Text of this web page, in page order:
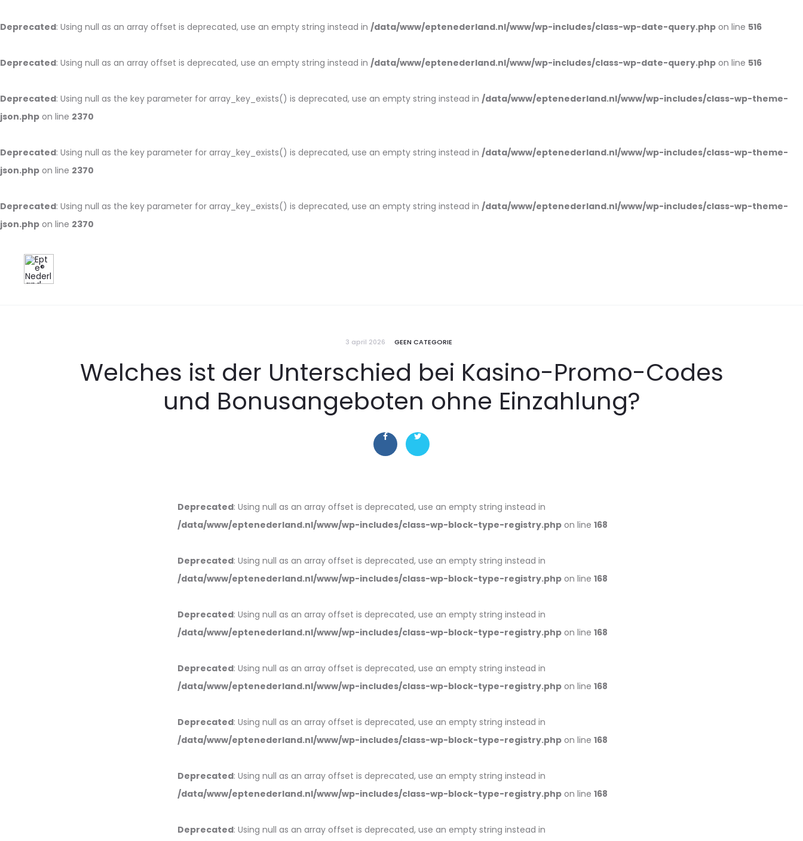
Deprecated: Using null as an array offset is deprecated, use an empty string instead in /data/www/eptenederland.nl/www/wp-includes/class-wp-date-query.php on line 516
Deprecated: Using null as an array offset is deprecated, use an empty string instead in /data/www/eptenederland.nl/www/wp-includes/class-wp-date-query.php on line 516
Deprecated: Using null as the key parameter for array_key_exists() is deprecated, use an empty string instead in /data/www/eptenederland.nl/www/wp-includes/class-wp-theme-
json.php on line 2370
Deprecated: Using null as the key parameter for array_key_exists() is deprecated, use an empty string instead in /data/www/eptenederland.nl/www/wp-includes/class-wp-theme-
json.php on line 2370
Deprecated: Using null as the key parameter for array_key_exists() is deprecated, use an empty string instead in /data/www/eptenederland.nl/www/wp-includes/class-wp-theme-
json.php on line 2370
3 april 2026 GEEN CATEGORIE
Welches ist der Unterschied bei Kasino-Promo-Codes
und Bonusangeboten ohne Einzahlung?
Deprecated: Using null as an array offset is deprecated, use an empty string instead in
/data/www/eptenederland.nl/www/wp-includes/class-wp-block-type-registry.php on line 168
Deprecated: Using null as an array offset is deprecated, use an empty string instead in
/data/www/eptenederland.nl/www/wp-includes/class-wp-block-type-registry.php on line 168
Deprecated: Using null as an array offset is deprecated, use an empty string instead in
/data/www/eptenederland.nl/www/wp-includes/class-wp-block-type-registry.php on line 168
Deprecated: Using null as an array offset is deprecated, use an empty string instead in
/data/www/eptenederland.nl/www/wp-includes/class-wp-block-type-registry.php on line 168
Deprecated: Using null as an array offset is deprecated, use an empty string instead in
/data/www/eptenederland.nl/www/wp-includes/class-wp-block-type-registry.php on line 168
Deprecated: Using null as an array offset is deprecated, use an empty string instead in
/data/www/eptenederland.nl/www/wp-includes/class-wp-block-type-registry.php on line 168
Deprecated: Using null as an array offset is deprecated, use an empty string instead in